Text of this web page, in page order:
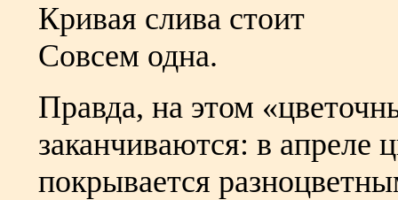
Кривая слива стоит
Совсем одна.
Правда, на этом
заканчиваются: в апреле
покрывается